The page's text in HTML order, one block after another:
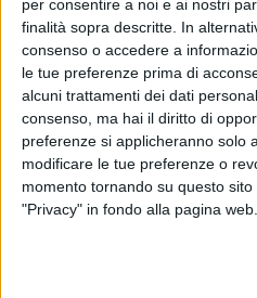
per consentire a noi e ai nostri
finalità sopra descritte. In
consenso o accedere a
le tue preferenze prima di
alcuni trattamenti dei dati
consenso, ma hai il diritto di
preferenze si applicheranno solo
modificare le tue preferenze o
momento tornando su questo
"Privacy" in fondo alla pagina web.
donne che se li tagliano
hanno persi per problemi
aderito a questo progetto”.
Sono lontani i tempi in cui
con una T-shirt…
“Per quanto riguarda il mio
qualcosa di diverso che